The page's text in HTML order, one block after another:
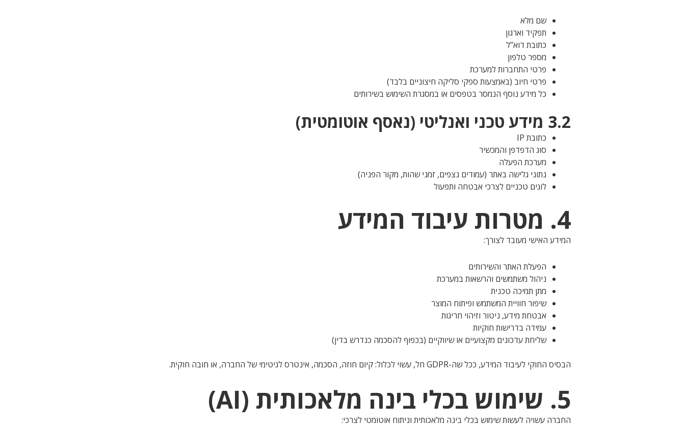
שם מלא
תפקיד וארגון
כתובת דוא”ל
מספר טלפון
פרטי התחברות למערכת
פרטי חיוב (באמצעות ספקי סליקה חיצוניים בלבד)
כל מידע נוסף הנמסר בטפסים או במסגרת השימוש בשירותים
3.2 מידע טכני ואנליטי (נאסף אוטומטית)
כתובת IP
סוג הדפדפן והמכשיר
מערכת הפעלה
נתוני גלישה באתר (עמודים נצפים, זמני שהות, מקור הפניה)
לוגים טכניים לצרכי אבטחה ותפעול
4. מטרות עיבוד המידע
המידע האישי מעובד לצורך:
הפעלת האתר והשירותים
ניהול משתמשים והרשאות במערכת
מתן תמיכה טכנית
שיפור חוויית המשתמש ופיתוח המוצר
אבטחת מידע, ניטור וזיהוי חריגות
עמידה בדרישות חוקיות
שליחת עדכונים מקצועיים או שיווקיים (בכפוף להסכמה כנדרש בדין)
הבסיס החוקי לעיבוד המידע, ככל שה-GDPR חל, עשוי לכלול: קיום חוזה, הסכמה, אינטרס לגיטימי של החברה, או חובה חוקית.
5. שימוש בכלי בינה מלאכותית (AI)
החברה עשויה לעשות שימוש בכלי בינה מלאכותית וניתוח אוטומטי לצרכי: